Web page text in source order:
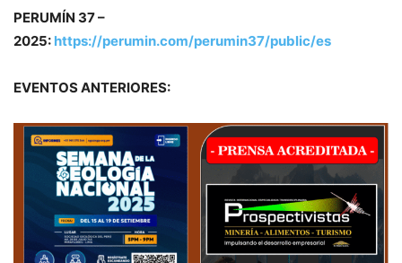
PERUMÍN 37 –
2025: https://perumin.com/perumin37/public/es
EVENTOS ANTERIORES: